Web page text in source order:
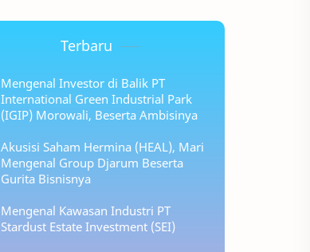
Terbaru
Mengenal Investor di Balik PT
International Green Industrial Park
(IGIP) Morowali, Beserta Ambisinya
Akusisi Saham Hermina (HEAL), Mari
Mengenal Group Djarum Beserta
Gurita Bisnisnya
Mengenal Kawasan Industri PT
Stardust Estate Investment (SEI)